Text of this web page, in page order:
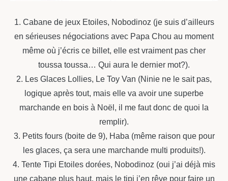
1. Cabane de jeux Etoiles, Nobodinoz (je suis d’ailleurs
en sérieuses négociations avec Papa Chou au moment
même où j’écris ce billet, elle est vraiment pas cher
toussa toussa… Qui aura le dernier mot?).
2. Les Glaces Lollies, Le Toy Van (Ninie ne le sait pas,
logique après tout, mais elle va avoir une superbe
marchande en bois à Noël, il me faut donc de quoi la
remplir).
3. Petits fours (boite de 9), Haba (même raison que pour
les glaces, ça sera une marchande multi produits!).
4. Tente Tipi Etoiles dorées, Nobodinoz (oui j’ai déjà mis
une cabane plus haut, mais le tipi j’en rêve pour faire un